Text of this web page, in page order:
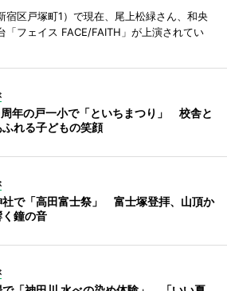
宿区戸塚町1）で現在、尾上松緑さん、和央
「フェイス FACE/FAITH」が上演されてい
年の戸一小で「といちまつり」 校舎と
れる子どもの笑顔
社で「高田富士祭」 富士塚登拝、山頂か
く鐘の音